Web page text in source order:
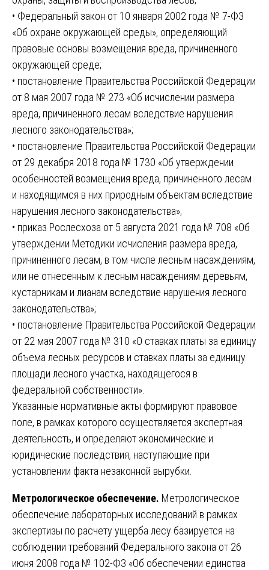
• Федеральный закон от 10 января 2002 года № 7-ФЗ
«Об охране окружающей среды», определяющий
правовые основы возмещения вреда, причиненного
окружающей среде;
• постановление Правительства Российской Федерации
от 8 мая 2007 года № 273 «Об исчислении размера
вреда, причиненного лесам вследствие нарушения
лесного законодательства»;
• постановление Правительства Российской Федерации
от 29 декабря 2018 года № 1730 «Об утверждении
особенностей возмещения вреда, причиненного лесам
и находящимся в них природным объектам вследствие
нарушения лесного законодательства»;
• приказ Рослесхоза от 5 августа 2021 года № 708 «Об
утверждении Методики исчисления размера вреда,
причиненного лесам, в том числе лесным насаждениям,
или не отнесенным к лесным насаждениям деревьям,
кустарникам и лианам вследствие нарушения лесного
законодательства»;
• постановление Правительства Российской Федерации
от 22 мая 2007 года № 310 «О ставках платы за единицу
объема лесных ресурсов и ставках платы за единицу
площади лесного участка, находящегося в
федеральной собственности».
Указанные нормативные акты формируют правовое
поле, в рамках которого осуществляется экспертная
деятельность, и определяют экономические и
юридические последствия, наступающие при
установлении факта незаконной вырубки.
Метрологическое обеспечение. Метрологическое
обеспечение лабораторных исследований в рамках
экспертизы по расчету ущерба лесу базируется на
соблюдении требований Федерального закона от 26
июня 2008 года № 102-ФЗ «Об обеспечении единства